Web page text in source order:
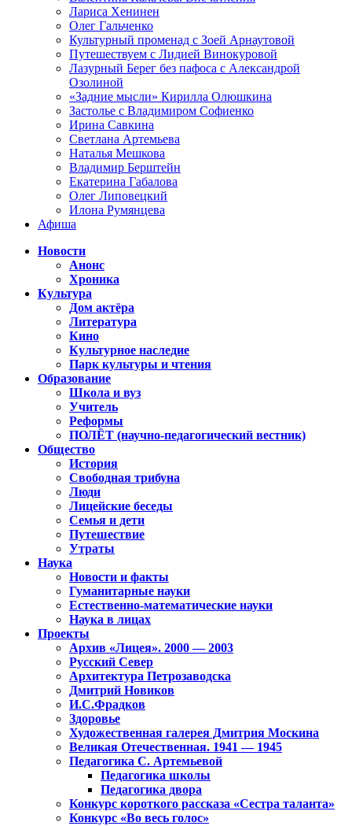
Лариса Хенинен
Олег Гальченко
Культурный променад с Зоей Арнаутовой
Путешествуем с Лидией Винокуровой
Лазурный Берег без пафоса с Александрой
Озолиной
«Задние мысли» Кирилла Олюшкина
Застолье с Владимиром Софиенко
Ирина Савкина
Светлана Артемьева
Наталья Мешкова
Владимир Берштейн
Екатерина Габалова
Олег Липовецкий
Илона Румянцева
Афиша
Новости
Анонс
Хроника
Культура
Дом актёра
Литература
Кино
Культурное наследие
Парк культуры и чтения
Образование
Школа и вуз
Учитель
Реформы
ПОЛЁТ (научно-педагогический вестник)
Общество
История
Свободная трибуна
Люди
Лицейские беседы
Семья и дети
Путешествие
Утраты
Наука
Новости и факты
Гуманитарные науки
Естественно-математические науки
Наука в лицах
Проекты
Архив «Лицея». 2000 — 2003
Русский Север
Архитектура Петрозаводска
Дмитрий Новиков
И.С.Фрадков
Здоровье
Художественная галерея Дмитрия Москина
Великая Отечественная. 1941 — 1945
Педагогика С. Артемьевой
Педагогика школы
Педагогика двора
Конкурс короткого рассказа «Сестра таланта»
Конкурс «Во весь голос»